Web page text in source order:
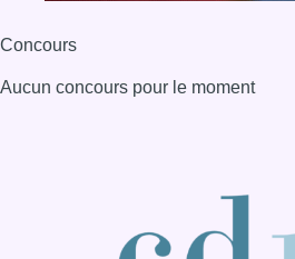
Concours
Aucun concours pour le moment